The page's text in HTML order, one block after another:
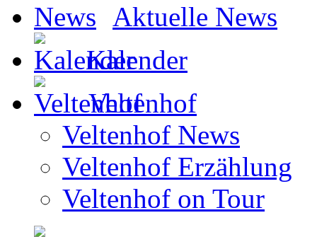
Aktuelle News
Kalender
Veltenhof
Veltenhof News
Veltenhof Erzählung
Veltenhof on Tour